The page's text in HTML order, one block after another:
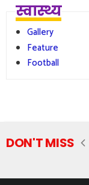
स्वास्थ्य
Gallery
Feature
Football
DON'T MISS